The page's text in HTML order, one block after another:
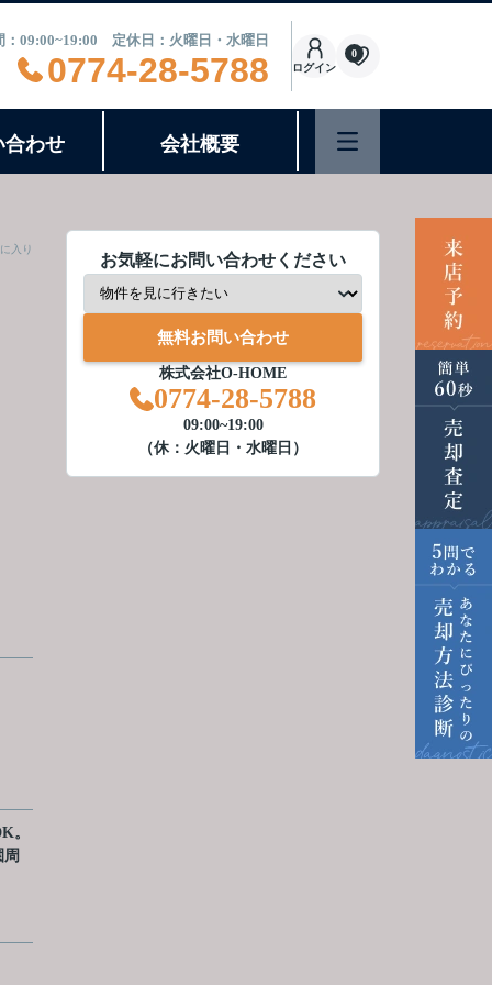
：09:00~19:00 定休日：火曜日・水曜日
0774-28-5788 ログイン
0
合わせ 会社概要
入り
。
お気軽にお問い合わせください
無料お問い合わせ
株式会社O-HOME
0774-28-5788
09:00~19:00
（休：火曜日・水曜日）